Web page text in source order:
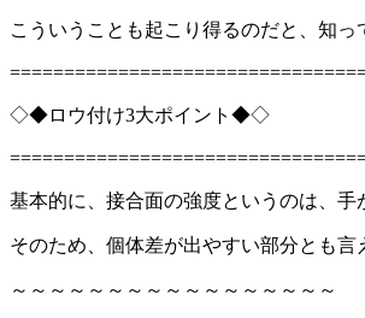
こういうことも起こり得るのだと、知っ
◇◆ロウ付け3大ポイント◆◇
基本的に、接合面の強度というのは、手
そのため、個体差が出やすい部分とも言
～～～～～～～～～～～～～～～～～